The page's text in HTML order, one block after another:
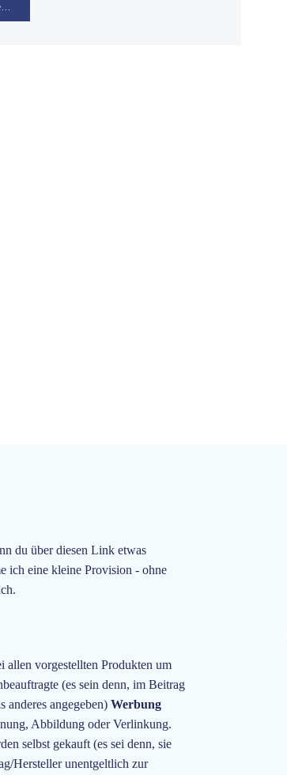
du über diesen Link etwas
ich eine kleine Provision - ohne
allen vorgestellten Produkten um
(es sein denn, im Beitrag
anderes angegeben)Werbung
Abbildung oder Verlinkung.
selbst gekauft (es sei denn, sie
Hersteller unentgeltlich zur